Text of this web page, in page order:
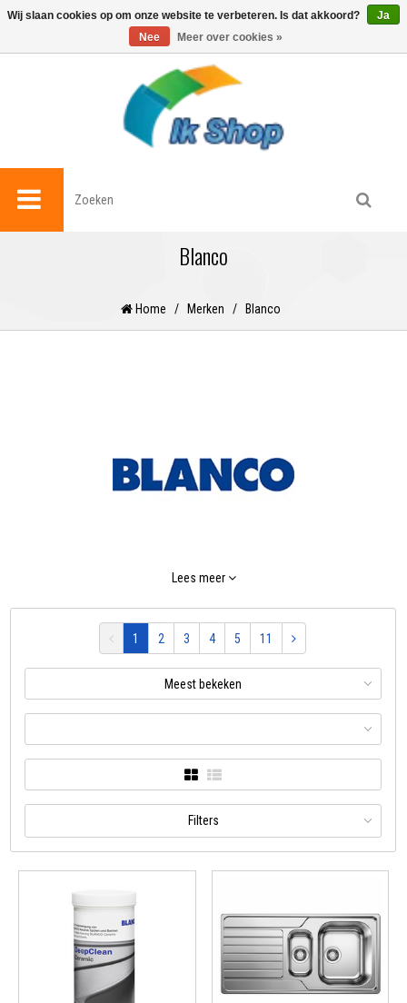
0
Blanco
Home / Merken / Blanco
BLANCO is één van 's werelds vooraanstaande producenten van
spoelunit. BLANCO overtuigt reeds jarenlang met innovatie en kwaliteit
van het hoogste niveau.
Lees meer
1 2 3 4 5 11
Meest bekeken
Filters
Wij slaan cookies op om onze website te verbeteren. Is dat akkoord?
Ja
Nee
Meer over cookies »